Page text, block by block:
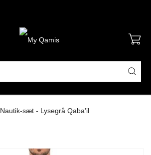
Nautik-sæt - Lysegrå Qaba'il